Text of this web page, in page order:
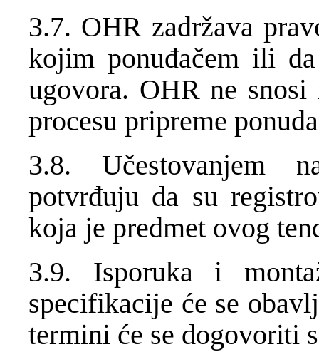
3.7. OHR zadržava
kojim ponuđačem ili
ugovora. OHR ne
procesu pripreme
3.8. Učestovanjem
potvrđuju da su
koja je predmet ovog
3.9. Isporuka i
specifikacije će se
termini će se dogovoriti